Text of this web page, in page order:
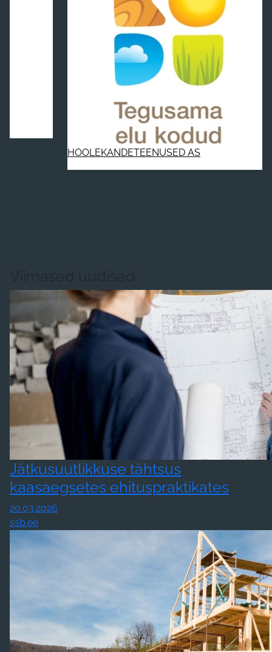
HOOLEKANDETEENUSED AS
Jätkusuutlikkuse tähtsus
kaasaegsetes ehituspraktikates
20.03.2026
ssb.ee